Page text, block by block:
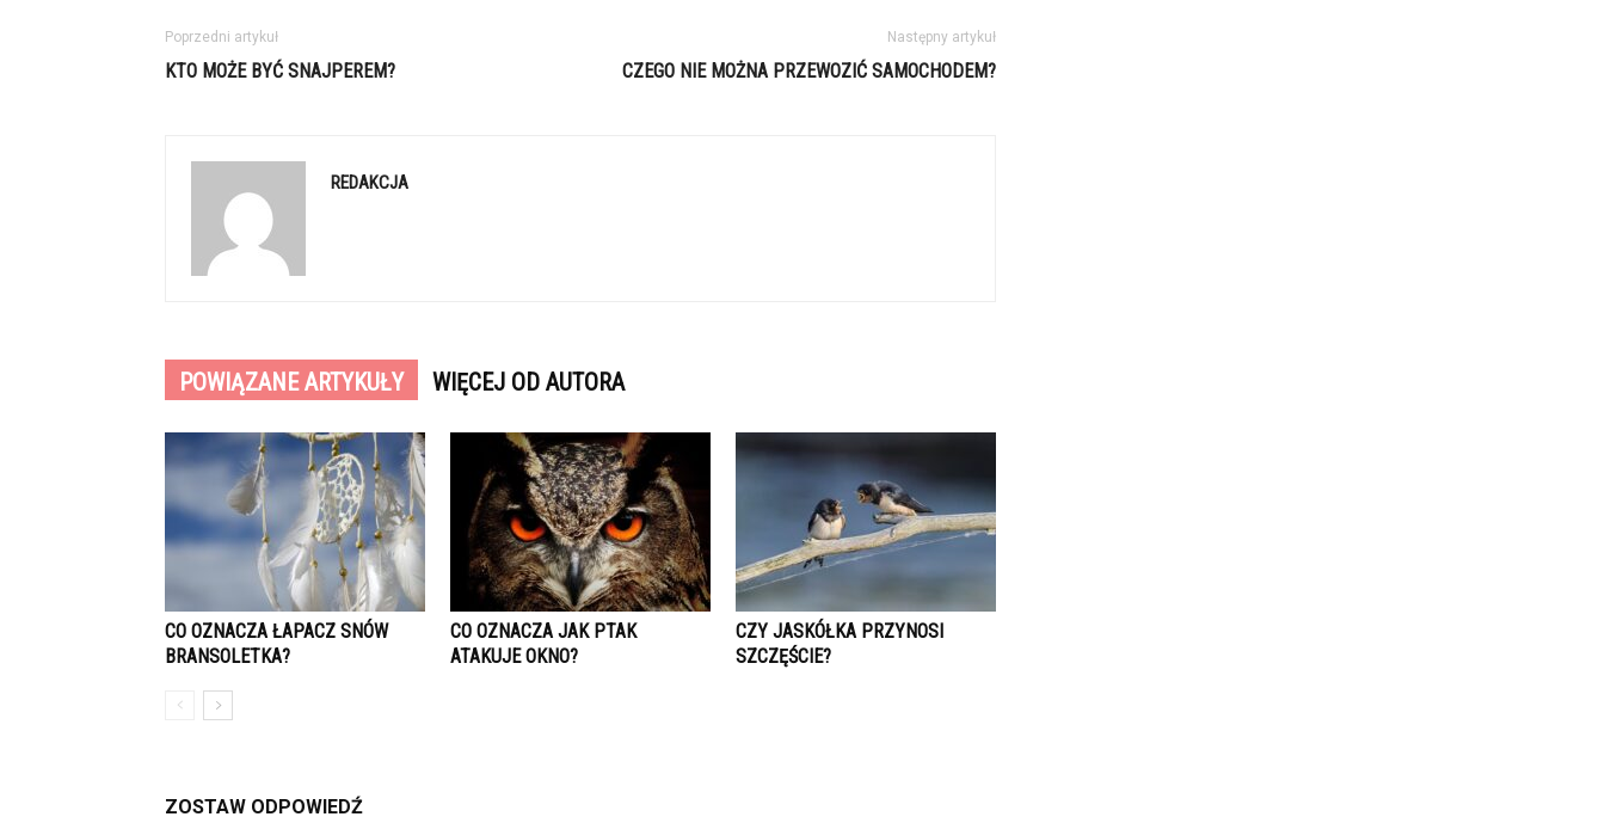
Poprzedni artykuł
KTO MOŻE BYĆ SNAJPEREM?
Następny artykuł
CZEGO NIE MOŻNA PRZEWOZIĆ SAMOCHODEM?
REDAKCJA
POWIĄZANE ARTYKUŁY WIĘCEJ OD AUTORA
CO OZNACZA ŁAPACZ SNÓW
BRANSOLETKA?
CO OZNACZA JAK PTAK
ATAKUJE OKNO?
CZY JASKÓŁKA PRZYNOSI
SZCZĘŚCIE?
ZOSTAW ODPOWIEDŹ